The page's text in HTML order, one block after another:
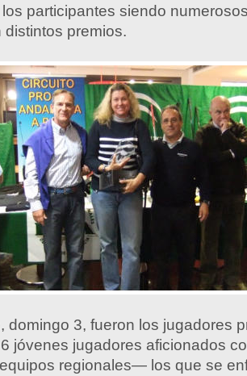
participantes siendo
premios.
domingo 3, fueron los jugadores
jóvenes jugadores aficionados
regionales— los que se